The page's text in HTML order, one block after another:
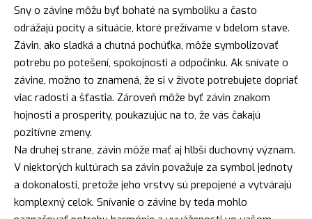
Sny o závine môžu byť bohaté na symboliku a často
odrážajú pocity a situácie, ktoré prežívame v bdelom stave.
Závin, ako sladká a chutná pochúťka, môže symbolizovať
potrebu po potešení, spokojnosti a odpočinku. Ak snívate o
závine, možno to znamená, že si v živote potrebujete dopriať
viac radosti a šťastia. Zároveň môže byť závin znakom
hojnosti a prosperity, poukazujúc na to, že vás čakajú
pozitívne zmeny.
Na druhej strane, závin môže mať aj hlbšíduchovný význam.
V niektorých kultúrach sa závin považuje za symbol jednoty
a dokonalosti, pretože jeho vrstvy sú prepojené a vytvárajú
komplexný celok. Snívanie o závine by teda mohlo